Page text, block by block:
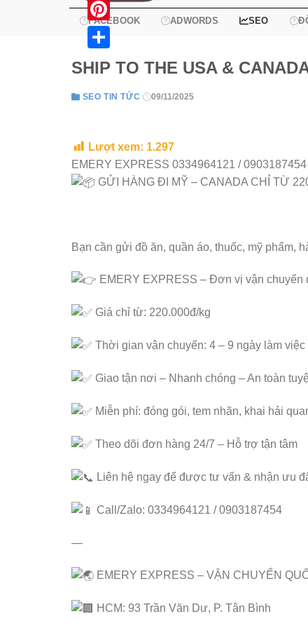
FACEBOOK ADWORDS SEO
SHIP TO THE USA &
SEO TIN TỨC 09/11/2025
Lượt xem: 1.297
EMERY EXPRESS 0334964121 / 0903187454
GỬI HÀNG ĐI MỸ – CANADA CHỈ TỪ
Bạn cần gửi đồ ăn, quần áo, thuốc, mỹ phẩm,
EMERY EXPRESS – Đơn vị vận chuyển
Giá chỉ từ: 220.000đ/kg
Thời gian vận chuyển: 4 – 9 ngày làm việc
Giao tận nơi – Nhanh chóng – An toàn
Miễn phí: đóng gói, tem nhãn, khai hải
Theo dõi đơn hàng 24/7 – Hỗ trợ tận tâm
Liên hệ ngay để được tư vấn & nhận ưu
Call/Zalo: 0334964121 / 0903187454
—
EMERY EXPRESS – VẬN CHUYỂN
HCM: 93 Trần Văn Dư, P. Tân Bình
X
Pinterest
Share